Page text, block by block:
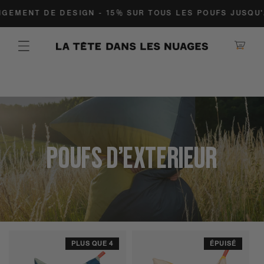
PASSER AU CONTENU
DE DESIGN - 15% SUR TOUS LES POUFS JUSQU'À
Panier
Collection:
POUFS D'EXTERIEUR
PLUS QUE 4 ÉPUISÉ